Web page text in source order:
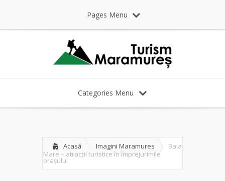
Pages Menu
Categories Menu
Acasă Imagini Maramures
Baia
Mare – atracții turistice în împrejurimile
orașului